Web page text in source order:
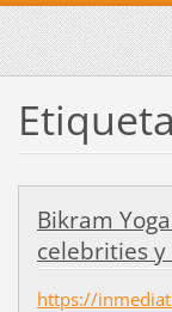
Bikram
celebrities y
https://